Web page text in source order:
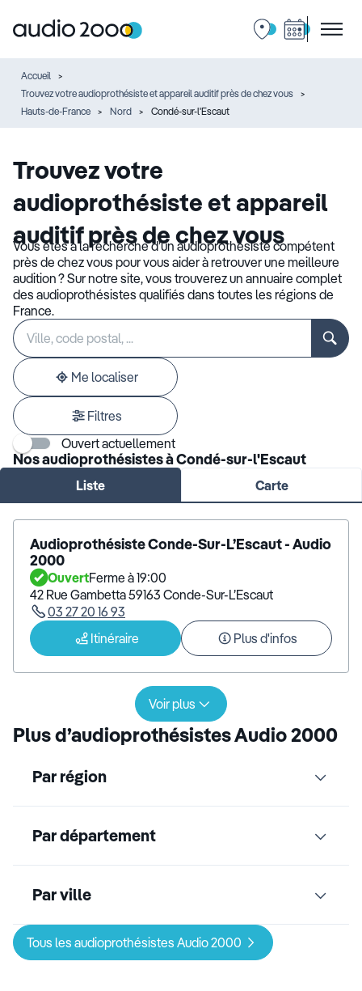
Accueil
Trouvez votre audioprothésiste et appareil auditif près de chez vous
Hauts-de-France
Nord Condé-sur-l'Escaut
Trouvez votre
audioprothésiste et appareil
auditif près de chez vous
Vous êtes à la recherche d’un audioprothésiste compétent
près de chez vous pour vous aider à retrouver une meilleure
audition ? Sur notre site, vous trouverez un annuaire complet
des audioprothésistes qualifiés dans toutes les régions de
France.
Rechercher
établissement
Veuillez
renseigner
une
adresse
Me localiser
Filtres
Ouvert actuellement
Nos audioprothésistes à Condé-sur-l'Escaut
Liste Carte
Audioprothésiste Conde-Sur-L’Escaut - Audio
2000
OuvertFerme à 19:00
42 Rue Gambetta 59163 Conde-Sur-L’Escaut
03 27 20 16 93
Itinéraire
Plus d'infos
Voir plus
Plus d’audioprothésistes Audio 2000
Par région
Par département
Par ville
Tous les audioprothésistes Audio 2000